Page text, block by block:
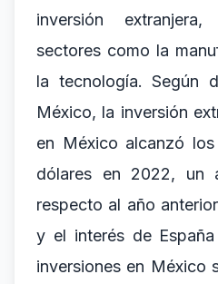
inversión
sectores como la
la tecnología. Según
México, la inversión
en México alcanzó
dólares en 2022, un
respecto al año
y el interés de
inversiones en México